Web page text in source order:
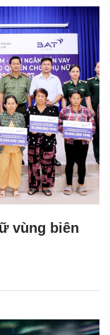
vùng biên